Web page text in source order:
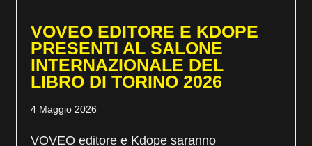
VOVEO EDITORE E KDOPE
PRESENTI AL SALONE
INTERNAZIONALE DEL
LIBRO DI TORINO 2026
4 Maggio 2026
VOVEO editore e Kdope saranno